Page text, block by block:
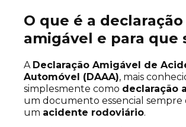
O que é a declaração
amigável e para que
A Declaração Amigável de
Automóvel (DAAA), mais
simplesmente como declaração
um documento essencial sempre
um acidente rodoviário.